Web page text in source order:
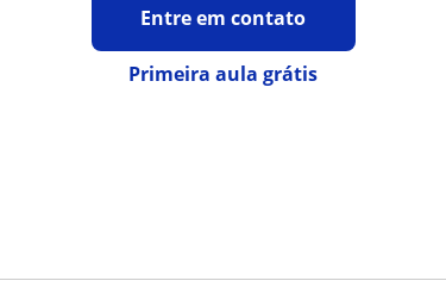
Entre em contato
Primeira aula grátis